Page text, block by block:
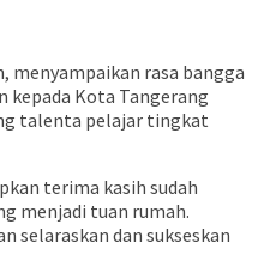
menyampaikan rasa bangga
kepada Kota Tangerang
talenta pelajar tingkat
terima kasih sudah
menjadi tuan rumah.
selaraskan dan sukseskan